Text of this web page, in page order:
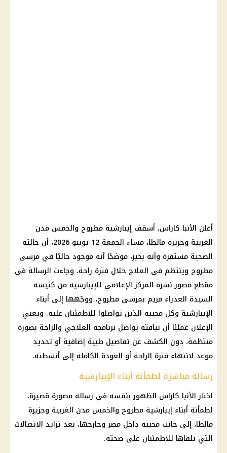
أعلن الأنبا كاراس، أسقف إيبارشية مطروح والخمس مدن
الغربية وجزيرة مالطا، مساء الجمعة 12 يونيو 2026، أن حالته
الصحية مستقرة وأنه بخير، موضحًا أنه موجود حاليًا في مرسى
مطروح وينتظم في العلاج خلال فترة راحة. وجاءت الرسالة في
مقطع مصور نشره المركز الإعلامي للإيبارشية من كنيسة
السيدة العذراء مريم بمرسى مطروح، ووجّهها إلى أبناء
الإيبارشية وكل محبيه الذين تواصلوا للاطمئنان عليه. ويعني
الإعلان عمليًا أن نيافته يواصل برنامجه العلاجي والراحة بصورة
منتظمة، دون الكشف عن تفاصيل طبية إضافية أو تحديد
موعد لانتهاء فترة الراحة أو العودة الكاملة إلى أنشطته.
رسالة مباشرة لطمأنة أبناء الإيبارشية
اختار الأنبا كاراس الظهور بنفسه في رسالة مصورة قصيرة،
لطمأنة أبناء إيبارشية مطروح والخمس مدن الغربية وجزيرة
مالطا، إلى جانب محبيه داخل مصر وخارجها، بعد تزايد الاتصالات
التي تلقاها للاطمئنان على صحته.